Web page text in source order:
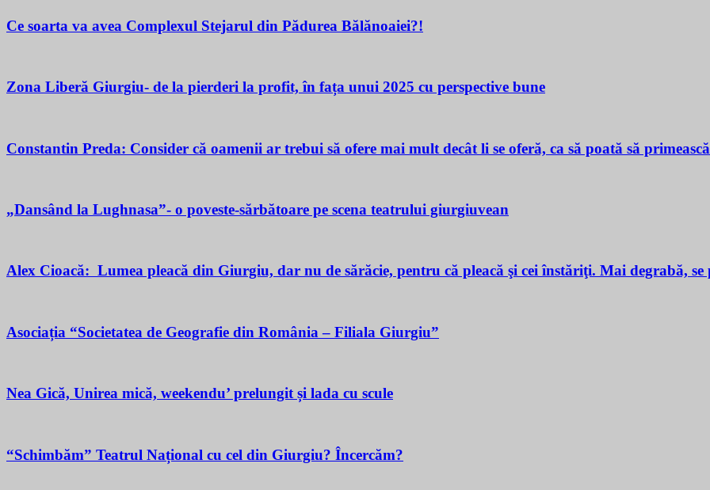
Ce soarta va avea Complexul Stejarul din Pădurea Bălănoaiei?!
Zona Liberă Giurgiu- de la pierderi la profit, în fața unui 2025 cu perspective bune
Constantin Preda: Consider că oamenii ar trebui să ofere mai mult decât li se oferă, ca să poată să
„Dansând la Lughnasa”- o poveste-sărbătoare pe scena teatrului giurgiuvean
Alex Cioacă: Lumea pleacă din Giurgiu, dar nu de sărăcie, pentru că pleacă şi cei înstăriţi. Mai degrabă,
Asociația “Societatea de Geografie din România – Filiala Giurgiu”
Nea Gică, Unirea mică, weekendu’ prelungit și lada cu scule
“Schimbăm” Teatrul Național cu cel din Giurgiu? Încercăm?